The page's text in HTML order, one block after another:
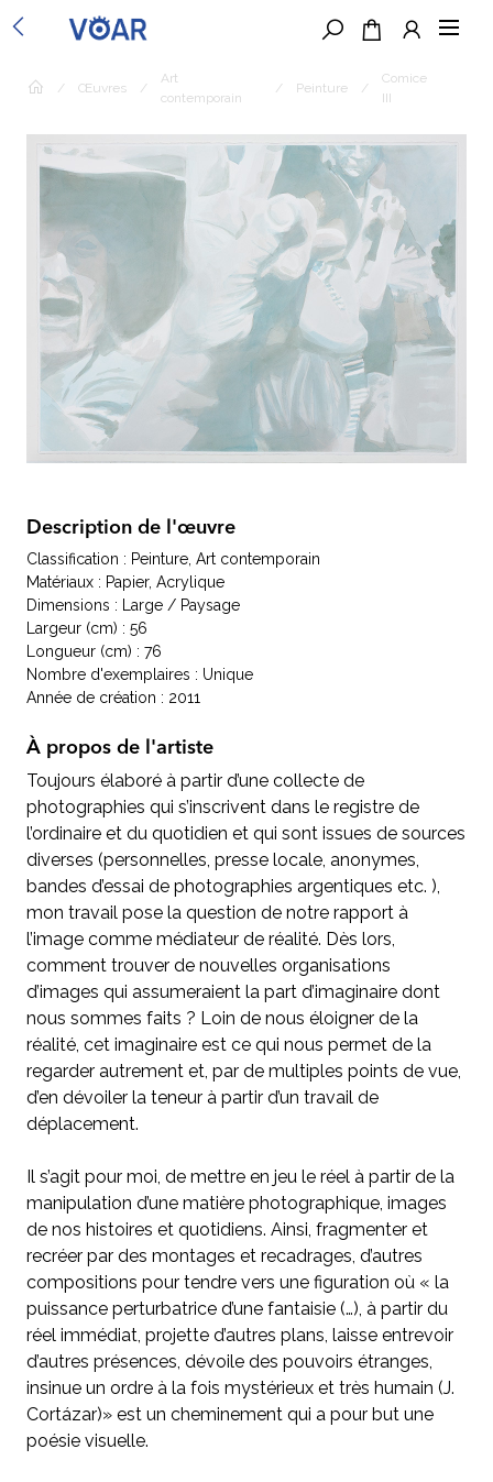
/ Œuvres /
Art
contemporain
/ Peinture /
Comice
III
Description de l'œuvre
Classification : Peinture, Art contemporain
Matériaux : Papier, Acrylique
Dimensions : Large / Paysage
Largeur (cm) : 56
Longueur (cm) : 76
Nombre d'exemplaires : Unique
Année de création : 2011
À propos de l'artiste
Toujours élaboré à partir d’une collecte de
photographies qui s’inscrivent dans le registre de
l’ordinaire et du quotidien et qui sont issues de sources
diverses (personnelles, presse locale, anonymes,
bandes d’essai de photographies argentiques etc. ),
mon travail pose la question de notre rapport à
l’image comme médiateur de réalité. Dès lors,
comment trouver de nouvelles organisations
d’images qui assumeraient la part d’imaginaire dont
nous sommes faits ? Loin de nous éloigner de la
réalité, cet imaginaire est ce qui nous permet de la
regarder autrement et, par de multiples points de vue,
d’en dévoiler la teneur à partir d’un travail de
déplacement.
Il s’agit pour moi, de mettre en jeu le réel à partir de la
manipulation d’une matière photographique, images
de nos histoires et quotidiens. Ainsi, fragmenter et
recréer par des montages et recadrages, d’autres
compositions pour tendre vers une figuration où « la
puissance perturbatrice d’une fantaisie (…), à partir du
réel immédiat, projette d’autres plans, laisse entrevoir
d’autres présences, dévoile des pouvoirs étranges,
insinue un ordre à la fois mystérieux et très humain (J.
Cortázar)» est un cheminement qui a pour but une
poésie visuelle.